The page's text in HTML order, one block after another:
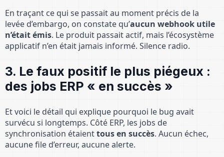
En traçant ce qui se passait au moment précis de la
levée d’embargo, on constate qu’aucun webhook utile
n’était émis. Le produit passait actif, mais l’écosystème
applicatif n’en était jamais informé. Silence radio.
3. Le faux positif le plus piégeux :
des jobs ERP « en succès »
Et voici le détail qui explique pourquoi le bug avait
survécu si longtemps. Côté ERP, les jobs de
synchronisation étaienttous en succès. Aucun échec,
aucune file d’erreur, aucune alerte.